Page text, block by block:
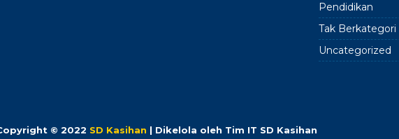
Pendidikan
Tak Berkategori
Uncategorized
© 2022 SD Kasihan | Dikelola oleh Tim IT SD Kasihan